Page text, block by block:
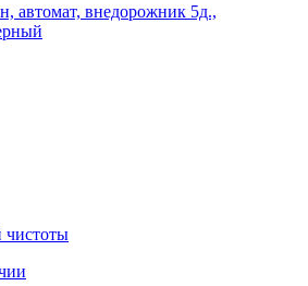
автомат, внедорожник 5д.,
чистоты